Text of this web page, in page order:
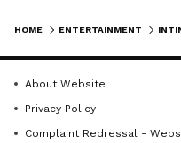
HOME ENTERTAINMENT
About Website
Privacy Policy
Complaint Redressal - Website